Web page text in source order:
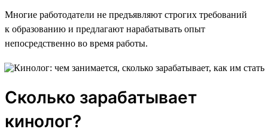
Многие работодатели не предъявляют строгих требований
к образованию и предлагают нарабатывать опыт
непосредственно во время работы.
Сколько зарабатывает
кинолог?